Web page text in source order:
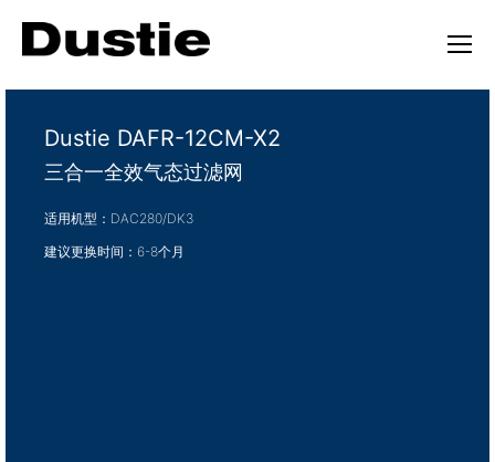
Dustie DAFR-12CM-X2
三合一全效气态过滤网
适用机型：DAC280/DK3
建议更换时间：6-8个月